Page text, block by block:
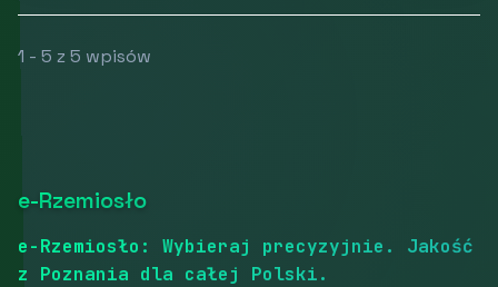
1 - 5 z 5 wpisów
e-Rzemiosło
e-Rzemiosło: Wybieraj precyzyjnie. Jakość
z Poznania dla całej Polski.